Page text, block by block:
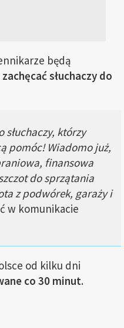
będą
słuchaczy do
słuchaczy, którzy
pomóc! Wiadomo już,
finansowa
do sprzątania
z podwórek, garaży i
w komunikacie
od kilku dni
co 30 minut.